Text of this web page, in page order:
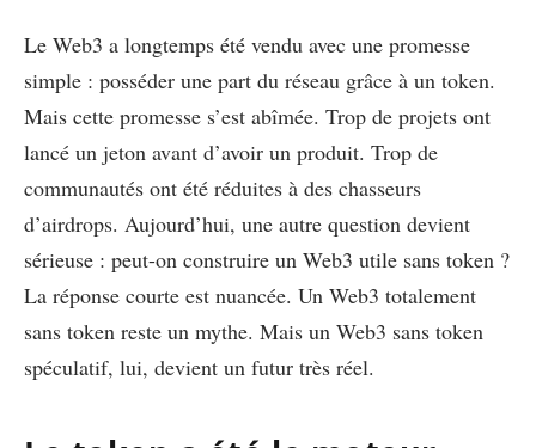
Le Web3 a longtemps été vendu avec une promesse
simple : posséder une part du réseau grâce à un token.
Mais cette promesse s’est abîmée. Trop de projets ont
lancé un jeton avant d’avoir un produit. Trop de
communautés ont été réduites à des chasseurs
d’airdrops. Aujourd’hui, une autre question devient
sérieuse : peut-on construire un Web3 utile sans token ?
La réponse courte est nuancée. Un Web3 totalement
sans token reste un mythe. Mais un Web3 sans token
spéculatif, lui, devient un futur très réel.